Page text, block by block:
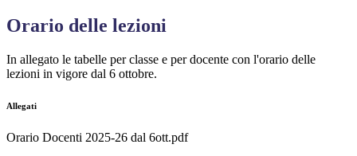
Orario delle lezioni
In allegato le tabelle per classe e per docente con l'orario delle
lezioni in vigore dal 6 ottobre.
Allegati
Orario Docenti 2025-26 dal 6ott.pdf